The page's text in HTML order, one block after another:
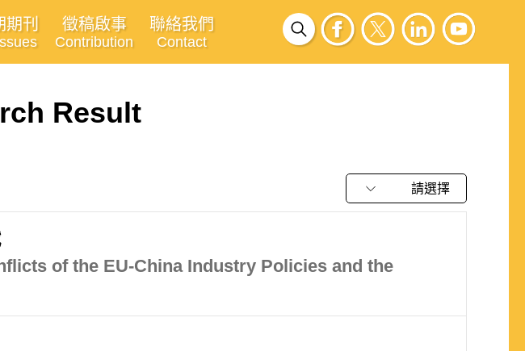
期刊 徵稿啟事
Contribution
聯絡我們
Contact
Result
請選擇
of the EU-China Industry Policies and the